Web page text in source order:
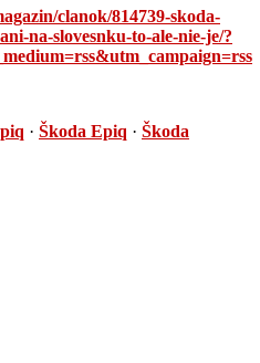
clanok/814739-skoda-
na-slovesnku-to-ale-nie-je/?
· Škoda Epiq · Škoda